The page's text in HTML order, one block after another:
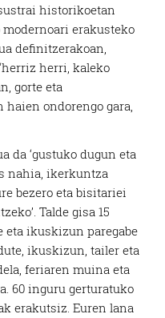
historikoetan
erakusteko
definitzerakoan,
herri, kaleko
gorte eta
ondorengo gara,
da ‘gustuko dugun eta
nahia, ikerkuntza
bezero eta bisitariei
Talde gisa 15
eta ikuskizun paregabe
ikuskizun, tailer eta
feriaren muina eta
60 inguru gerturatuko
erakutsiz. Euren lana